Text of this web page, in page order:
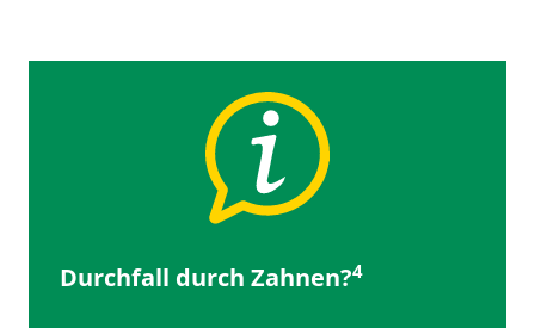
Durchfall durch Zahnen?4